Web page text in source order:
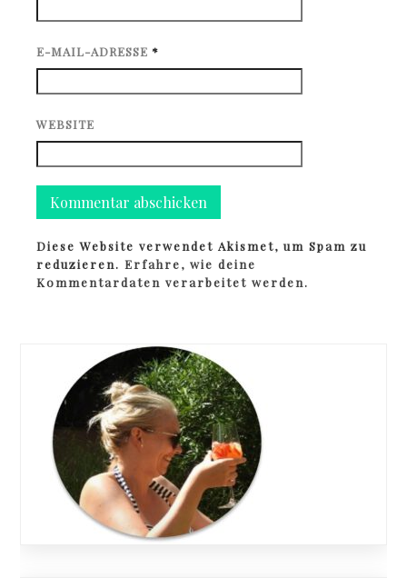
E-MAIL-ADRESSE *
WEBSITE
Diese Website verwendet Akismet, um Spam zu
reduzieren.Erfahre, wie deine
Kommentardaten verarbeitet werden.